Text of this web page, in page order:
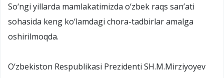
Sо‘ngi yillarda mamlakatimizda о‘zbek raqs san’ati
sohasida keng kо‘lamdagi chora-tadbirlar amalga
oshirilmoqda.
О‘zbekiston Respublikasi Prezidenti SH.M.Mirziyoyev